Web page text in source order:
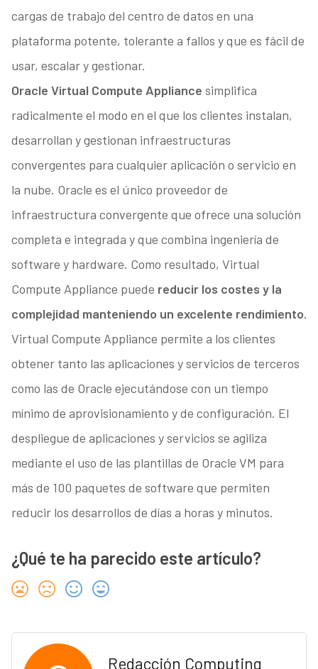
cargas de trabajo del centro de datos en una
plataforma potente, tolerante a fallos y que es fácil de
usar, escalar y gestionar.
Oracle Virtual Compute Appliance simplifica
radicalmente el modo en el que los clientes instalan,
desarrollan y gestionan infraestructuras
convergentes para cualquier aplicación o servicio en
la nube. Oracle es el único proveedor de
infraestructura convergente que ofrece una solución
completa e integrada y que combina ingeniería de
software y hardware. Como resultado, Virtual
Compute Appliance puede reducir los costes y la
complejidad manteniendo un excelente rendimiento.
Virtual Compute Appliance permite a los clientes
obtener tanto las aplicaciones y servicios de terceros
como las de Oracle ejecutándose con un tiempo
mínimo de aprovisionamiento y de configuración. El
despliegue de aplicaciones y servicios se agiliza
mediante el uso de las plantillas de Oracle VM para
más de 100 paquetes de software que permiten
reducir los desarrollos de días a horas y minutos.
¿Qué te ha parecido este artículo?
Redacción Computing